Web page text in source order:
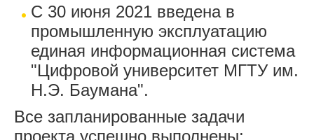
С 30 июня 2021 введена в
промышленную эксплуатацию
единая информационная система
"Цифровой университет МГТУ им.
Н.Э. Баумана".
Все запланированные задачи
проекта успешно выполнены: